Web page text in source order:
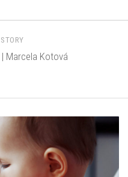
Marcela Kotová